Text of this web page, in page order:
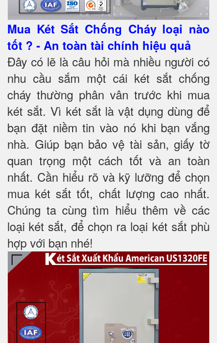
Mua Két Sắt Chống Cháy loại nào
tốt ? - An toàn tài chính hiệu quả
Đây có lẽ là câu hỏi mà nhiều người có
nhu cầu sắm một cái két sắt chống
cháy thường phân vân trước khi mua
két sắt. Vì két sắt là vật dụng dùng để
bạn đặt niềm tin vào nó khi bạn vắng
nhà. Giúp bạn bảo vệ tài sản, giấy tờ
quan trọng một cách tốt và an toàn
nhất. Cần hiểu rõ và kỹ lưỡng để chọn
mua két sắt tốt, chất lượng cao nhất.
Chúng ta cùng tìm hiểu thêm về các
loại két sắt, để chọn ra loại két sắt phù
hợp với bạn nhé!